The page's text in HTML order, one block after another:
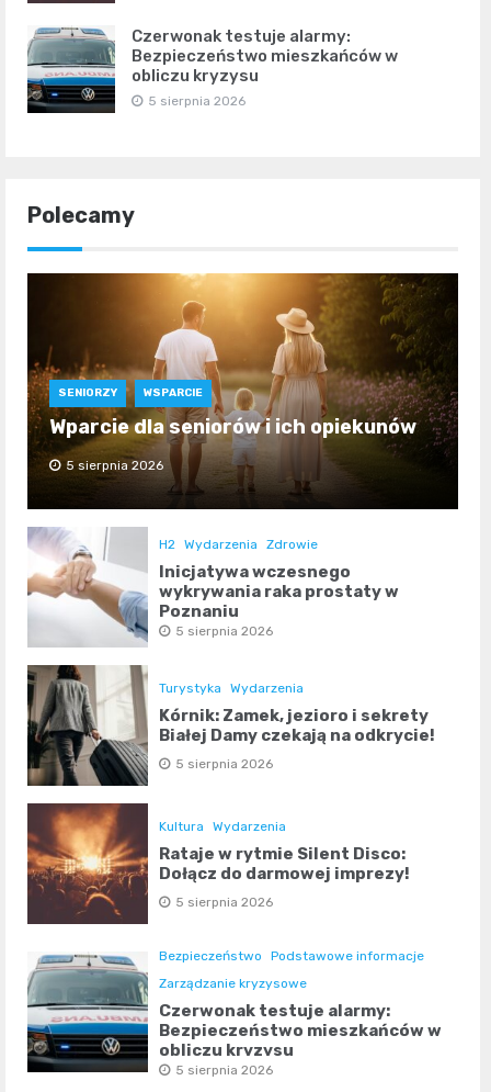
Czerwonak testuje alarmy:
Bezpieczeństwo mieszkańców w
obliczu kryzysu
5 sierpnia 2026
Polecamy
SENIORZY WSPARCIE
Wparcie dla seniorów i ich opiekunów
5 sierpnia 2026
H2 Wydarzenia Zdrowie
Inicjatywa wczesnego
wykrywania raka prostaty w
Poznaniu
5 sierpnia 2026
Turystyka Wydarzenia
Kórnik: Zamek, jezioro i sekrety
Białej Damy czekają na odkrycie!
5 sierpnia 2026
Kultura Wydarzenia
Rataje w rytmie Silent Disco:
Dołącz do darmowej imprezy!
5 sierpnia 2026
Bezpieczeństwo
Podstawowe informacje
Zarządzanie kryzysowe
Czerwonak testuje alarmy:
Bezpieczeństwo mieszkańców w
obliczu kryzysu
5 sierpnia 2026